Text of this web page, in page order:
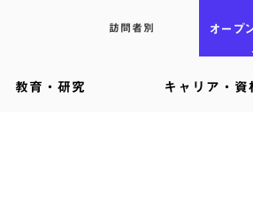
訪問者別 オープ
教育・研究 キャリア・資